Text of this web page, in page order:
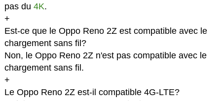
pas du 4K.
+
Est-ce que le Oppo Reno 2Z est compatible avec le
chargement sans fil?
Non, le Oppo Reno 2Z n'est pas compatible avec le
chargement sans fil.
+
Le Oppo Reno 2Z est-il compatible 4G-LTE?